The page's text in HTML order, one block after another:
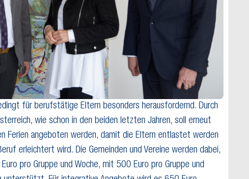
für berufstätige Eltern besonders herausfordernd. Durch
wie schon in den beiden letzten Jahren, soll erneut
Ferien angeboten werden, damit die Eltern entlastet werden
erleichtert wird. Die Gemeinden und Vereine werden dabei,
pro Gruppe und Woche, mit 500 Euro pro Gruppe und